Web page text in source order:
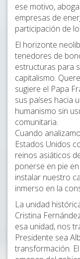
ese motivo,
empresas de
participación de
El horizonte
tenedores de
estructuras para
capitalismo.
sugiere el Papa
sus países hacia
humanismo sin
comunitaria.
Cuando
Estados Unidos
reinos asiáticos
ponerse en pie
instalar nuestro
inmerso en la
La unidad
Cristina
esa unidad, nos
Presidente sea
transformación.